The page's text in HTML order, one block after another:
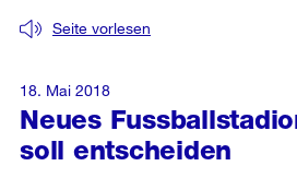
Neues
soll entscheiden
Seite vorlesen
18. Mai 2018